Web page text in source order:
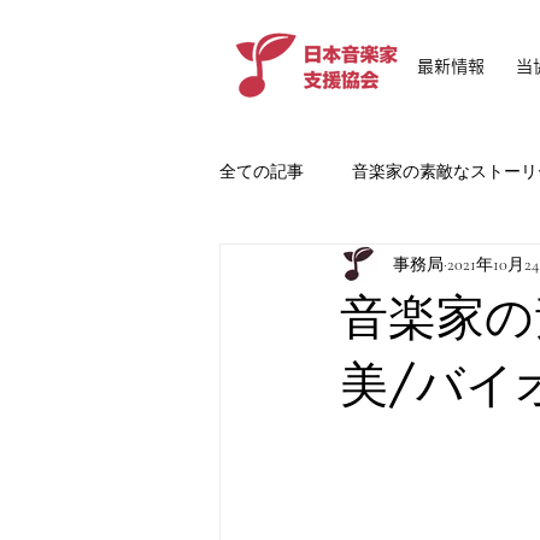
最新情報 当
全ての記事 音楽家の素敵なストーリ
音楽家
美/バイ
事務局 2021年10月